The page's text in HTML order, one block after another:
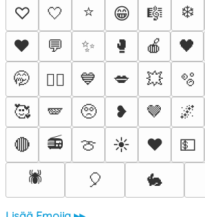
♡ 🤍 ⭐ 😁 🎼 ❄️
♥️
💬 ✨ 🥊 🍎 🖤
🤭
❤️‍🔥 💙 💋 💥 🫧
🥰
🪽 🥺 ❥ 🤎 🌌
🔴
📻 🍈 ☀️ ❤️ 💵
🕷️
🎈 🐇